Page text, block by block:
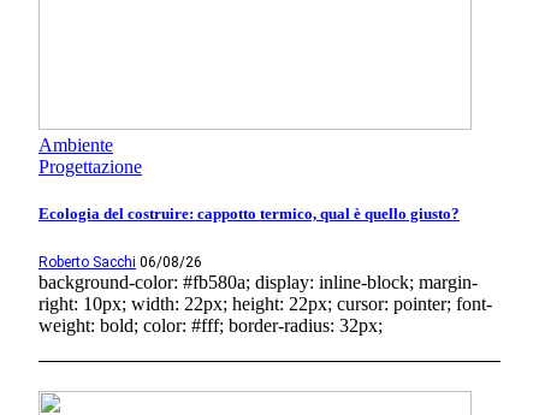
Ambiente
Progettazione
Ecologia del costruire: cappotto termico, qual è quello giusto?
Roberto Sacchi 06/08/26
background-color: #fb580a; display: inline-block; margin-
right: 10px; width: 22px; height: 22px; cursor: pointer; font-
weight: bold; color: #fff; border-radius: 32px;